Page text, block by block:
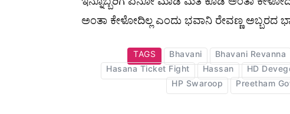
ಅಂತಾ ಕೇಳೋದಿಲ್ಲ ಎಂದು ಭವಾನಿ ರೇವಣ್ಣ ಅಬ್ಬರದ
TAGS Bhavani Bhavani Revanna
Hasana Ticket Fight
Hassan HD
HP Swaroop
Preetham